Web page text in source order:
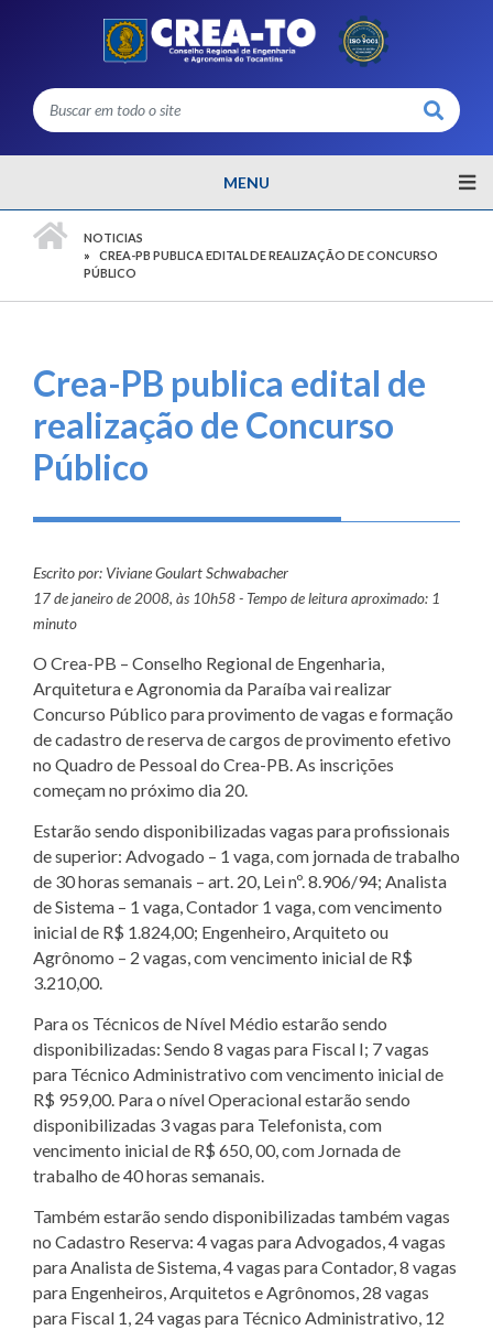
Buscar
MENU
NOTICIAS
CREA-PB PUBLICA EDITAL DE REALIZAÇÃO DE CONCURSO
PÚBLICO
Crea-PB publica edital de
realização de Concurso
Público
Escrito por: Viviane Goulart Schwabacher
17 de janeiro de 2008, às 10h58 - Tempo de leitura aproximado: 1
minuto
O Crea-PB – Conselho Regional de Engenharia,
Arquitetura e Agronomia da Paraíba vai realizar
Concurso Público para provimento de vagas e formação
de cadastro de reserva de cargos de provimento efetivo
no Quadro de Pessoal do Crea-PB. As inscrições
começam no próximo dia 20.
Estarão sendo disponibilizadas vagas para profissionais
de superior: Advogado – 1 vaga, com jornada de trabalho
de 30 horas semanais – art. 20, Lei nº. 8.906/94; Analista
de Sistema – 1 vaga, Contador 1 vaga, com vencimento
inicial de R$ 1.824,00; Engenheiro, Arquiteto ou
Agrônomo – 2 vagas, com vencimento inicial de R$
3.210,00.
Para os Técnicos de Nível Médio estarão sendo
disponibilizadas: Sendo 8 vagas para Fiscal I; 7 vagas
para Técnico Administrativo com vencimento inicial de
R$ 959,00. Para o nível Operacional estarão sendo
disponibilizadas 3 vagas para Telefonista, com
vencimento inicial de R$ 650, 00, com Jornada de
trabalho de 40 horas semanais.
Também estarão sendo disponibilizadas também vagas
no Cadastro Reserva: 4 vagas para Advogados, 4 vagas
para Analista de Sistema, 4 vagas para Contador, 8 vagas
para Engenheiros, Arquitetos e Agrônomos, 28 vagas
para Fiscal 1, 24 vagas para Técnico Administrativo, 12